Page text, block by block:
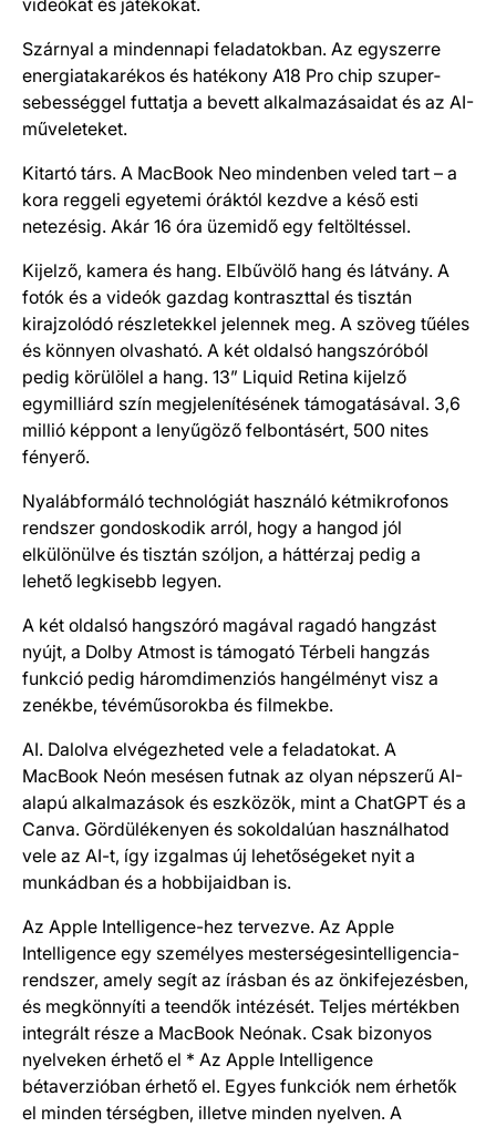
videókat és játékokat.
Szárnyal a mindennapi feladatokban. Az egyszerre
energia­takarékos és hatékony A18 Pro chip szuper­
sebességgel futtatja a bevett alkalmazásaidat és az AI-
műveleteket.
Kitartó társ. A MacBook Neo mindenben veled tart – a
kora reggeli egyetemi óráktól kezdve a késő esti
netezésig. Akár 16 óra üzemidő egy feltöltéssel.
Kijelző, kamera és hang. Elbűvölő hang és látvány. A
fotók és a videók gazdag kontraszttal és tisztán
kirajzolódó részletekkel jelennek meg. A szöveg tűéles
és könnyen olvasható. A két oldalsó hangszóróból
pedig körülölel a hang. 13” Liquid Retina kijelző
egymilliárd szín megjelenítésének támogatásával. 3,6
millió képpont a lenyűgöző felbontásért, 500 nites
fényerő.
Nyaláb­formáló technológiát használó két­mikrofonos
rendszer gondoskodik arról, hogy a hangod jól
elkülönülve és tisztán szóljon, a hát­térzaj pedig a
lehető leg­kisebb legyen.
A két oldalsó hangszóró magával ragadó hangzást
nyújt, a Dolby Atmost is támo­ga­tó Térbeli hangzás
funkció pedig három­dimenziós hang­élményt visz a
zenékbe, tévéműsorokba és filmekbe.
AI. Dalolva elvégezheted vele a feladatokat. A
MacBook Neón mesésen futnak az olyan népszerű AI-
alapú alkalmazások és eszközök, mint a ChatGPT és a
Canva. Gördülékenyen és sokoldalúan használhatod
vele az AI-t, így izgalmas új lehetőségeket nyit a
munkádban és a hobbijaidban is.
Az Apple Intelligence-hez tervezve. Az Apple
Intelligence egy személyes mesterséges­intelligencia-
rendszer, amely segít az írásban és az ön­kifejezés­ben,
és meg­könnyíti a teendők intézését. Teljes mértékben
integrált része a MacBook Neónak. Csak bizonyos
nyelveken érhető el * Az Apple Intelligence
bétaverzióban érhető el. Egyes funkciók nem érhetők
el minden térségben, illetve minden nyelven. A